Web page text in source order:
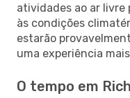
atividades ao ar livre
às condições
estarão
uma experiência
O tempo em